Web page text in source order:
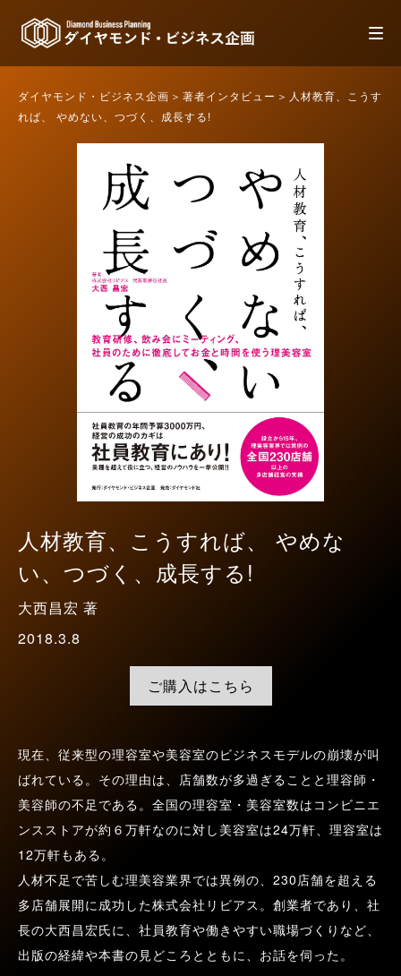
ダイヤモンド・ビジネス企画 著者インタビュー
人材教育、こうす
れば、 やめない、つづく、成長する!
人材教育、こうすれば、 やめな
い、つづく、成長する!
大西昌宏 著
2018.3.8
ご購入はこちら
現在、従来型の理容室や美容室のビジネスモデルの崩壊が叫
ばれている。その理由は、店舗数が多過ぎることと理容師・
美容師の不足である。全国の理容室・美容室数はコンビニエ
ンスストアが約６万軒なのに対し美容室は24万軒、理容室は
12万軒もある。
人材不足で苦しむ理美容業界では異例の、230店舗を超える
多店舗展開に成功した株式会社リビアス。創業者であり、社
長の大西昌宏氏に、社員教育や働きやすい職場づくりなど、
出版の経緯や本書の見どころとともに、お話を伺った。